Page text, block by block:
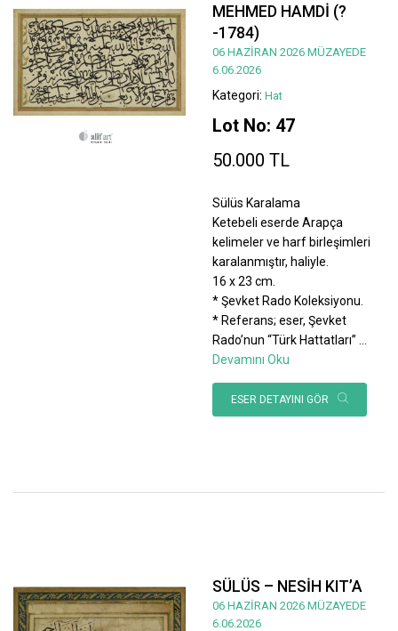
MEHMED HAMDİ (?
-1784)
06 HAZİRAN 2026 MÜZAYEDE
6.06.2026
Kategori: Hat
Lot No: 47
50.000 TL
Sülüs Karalama
Ketebeli eserde Arapça
kelimeler ve harf birleşimleri
karalanmıştır, haliyle.
16 x 23 cm.
* Şevket Rado Koleksiyonu.
* Referans; eser, Şevket
Rado’nun “Türk Hattatları”
Devamını Oku
ESER DETAYINI GÖR
SÜLÜS – NESİH KIT’A
06 HAZİRAN 2026 MÜZAYEDE
6.06.2026